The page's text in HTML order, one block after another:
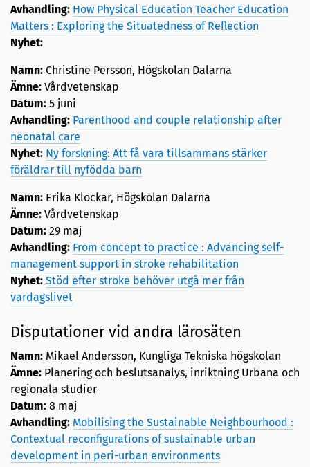
Avhandling: How Physical Education Teacher Education
Matters : Exploring the Situatedness of Reflection
Nyhet:
Namn: Christine Persson, Högskolan Dalarna
Ämne: Vårdvetenskap
Datum: 5 juni
Avhandling: Parenthood and couple relationship after
neonatal care
Nyhet: Ny forskning: Att få vara tillsammans stärker
föräldrar till nyfödda barn
Namn: Erika Klockar, Högskolan Dalarna
Ämne: Vårdvetenskap
Datum: 29 maj
Avhandling: From concept to practice : Advancing self-
management support in stroke rehabilitation
Nyhet: Stöd efter stroke behöver utgå mer från
vardagslivet
Disputationer vid andra lärosäten
Namn: Mikael Andersson, Kungliga Tekniska högskolan
Ämne: Planering och beslutsanalys, inriktning Urbana och
regionala studier
Datum: 8 maj
Avhandling: Mobilising the Sustainable Neighbourhood :
Contextual reconfigurations of sustainable urban
development in peri-urban environments